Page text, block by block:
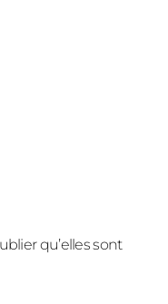
qu’elles sont